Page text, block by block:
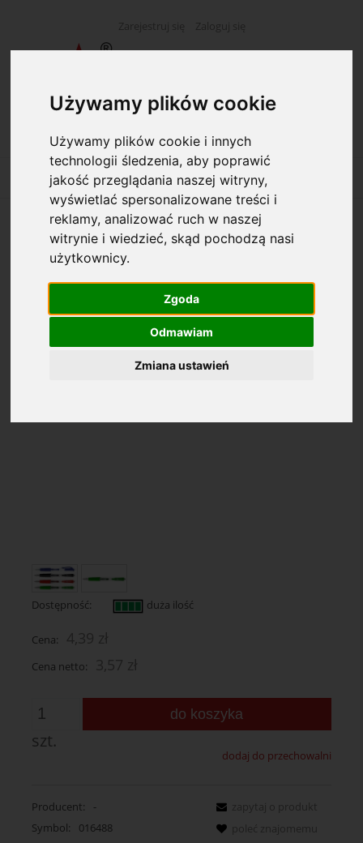
Używamy plików cookie
Używamy plików cookie i innych
technologii śledzenia, aby poprawić
jakość przeglądania naszej witryny,
wyświetlać spersonalizowane treści i
reklamy, analizować ruch w naszej
witrynie i wiedzieć, skąd pochodzą nasi
użytkownicy.
Zgoda
Odmawiam
Zmiana ustawień
Długopis żelowy TOMA automat
MASTERShip zielony
Dostępność: duża ilość
Cena:
Cena netto:
szt.
do koszyka
dodaj do przechowalni
Producent:
-
Symbol:
016488